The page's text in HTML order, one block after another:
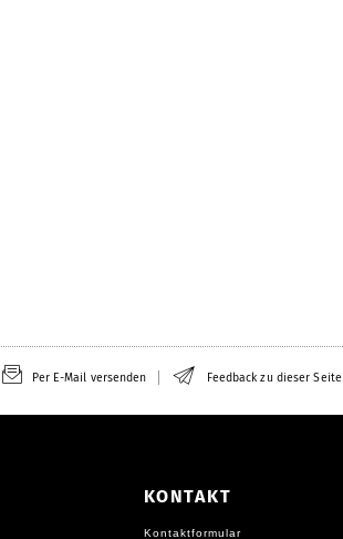
Per E-Mail versenden Feedback zu dieser Seite
KONTAKT
Kontaktformular